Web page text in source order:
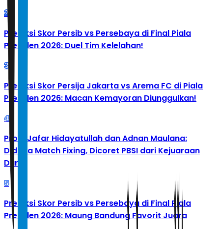
2
Prediksi Skor Persib vs Persebaya di Final Piala
Presiden 2026: Duel Tim Kelelahan!
3
Prediksi Skor Persija Jakarta vs Arema FC di Piala
Presiden 2026: Macan Kemayoran Diunggulkan!
4
Profil Jafar Hidayatullah dan Adnan Maulana:
Diduga Match Fixing, Dicoret PBSI dari Kejuaraan
Dunia
5
Prediksi Skor Persib vs Persebaya di Final Piala
Presiden 2026: Maung Bandung Favorit Juara